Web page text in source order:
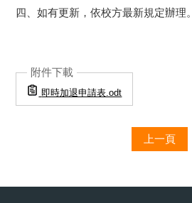
四、如有更新，依校方最新規定辦理。
附件下載
即時加退申請表.odt
上一頁